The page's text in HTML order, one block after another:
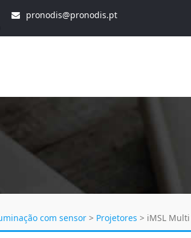
pronodis@pronodis.pt
com sensor > Projetores > iMSL